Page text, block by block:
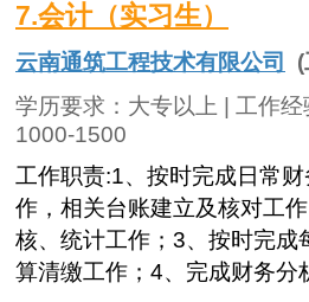
7.会计（实习生）
云南通筑工程技术有限公司
学历要求： 大专以上 | 工作
1000-1500
工作职责:1、按时完成日常
作，相关台账建立及核对工
核、统计工作；3、按时完成
算清缴工作；4、完成财务分